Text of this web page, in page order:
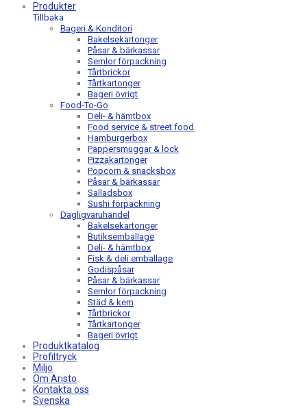
Produkter
Tillbaka
Bageri & Konditori
Bakelsekartonger
Påsar & bärkassar
Semlor förpackning
Tårtbrickor
Tårtkartonger
Bageri övrigt
Food-To-Go
Deli- & hämtbox
Food service & street food
Hamburgerbox
Pappersmuggar & lock
Pizzakartonger
Popcorn & snacksbox
Påsar & bärkassar
Salladsbox
Sushi förpackning
Dagligvaruhandel
Bakelsekartonger
Butiksemballage
Deli- & hämtbox
Fisk & deli emballage
Godispåsar
Påsar & bärkassar
Semlor förpackning
Städ & kem
Tårtbrickor
Tårtkartonger
Bageri övrigt
Produktkatalog
Profiltryck
Miljö
Om Aristo
Kontakta oss
Svenska